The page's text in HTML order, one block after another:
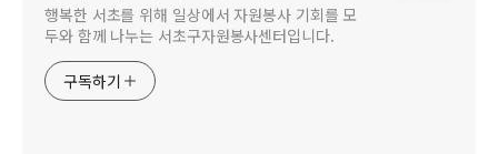
행복한 서초를 위해 일상에서 자원봉사 기회를 모
두와 함께 나누는 서초구자원봉사센터입니다.
구독하기